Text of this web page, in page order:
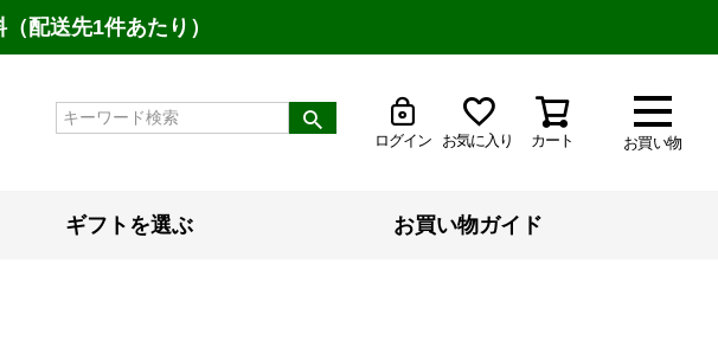
配送先1件あたり）
お買い物
ログイン お気に入り カート
ギフトを選ぶ お買い物ガイド